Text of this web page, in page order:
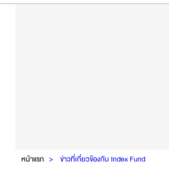
หน้าแรก ข่าวที่เกี่ยวข้องกับ Index Fund